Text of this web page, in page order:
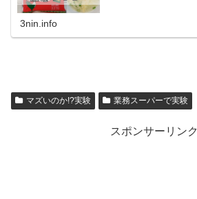
3nin.info
マズいのか!?実験 業務スーパーで実験
スポンサーリンク